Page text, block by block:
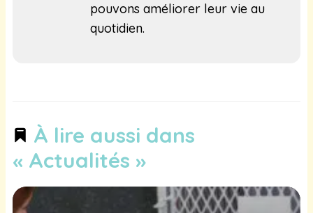
pouvons améliorer leur vie au
quotidien.
À lire aussi dans
« Actualités »